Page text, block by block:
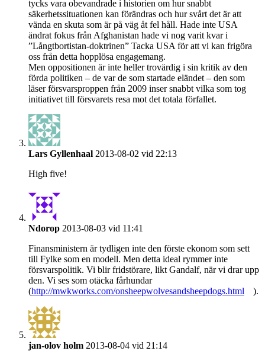
tycks vara obevandrade i historien om hur snabbt
säkerhetssituationen kan förändras och hur svårt det är att
vända en skuta som är på väg åt fel håll. Hade inte USA
ändrat fokus från Afghanistan hade vi nog varit kvar i
”Långtbortistan-doktrinen” Tacka USA för att vi kan frigöra
oss från detta hopplösa engagemang.
Men oppositionen är inte heller trovärdig i sin kritik av den
förda politiken – de var de som startade eländet – den som
läser försvarsproppen från 2009 inser snabbt vilka som tog
initiativet till försvarets resa mot det totala förfallet.
Lars Gyllenhaal 2013-08-02 vid 22:13
High five!
Ndorop 2013-08-03 vid 11:41
Finansministern är tydligen inte den förste ekonom som sett
till Fylke som en modell. Men detta ideal rymmer inte
försvarspolitik. Vi blir fridstörare, likt Gandalf, när vi drar upp
den. Vi ses som otäcka fårhundar
(http://mwkworks.com/onsheepwolvesandsheepdogs.html ).
jan-olov holm 2013-08-04 vid 21:14